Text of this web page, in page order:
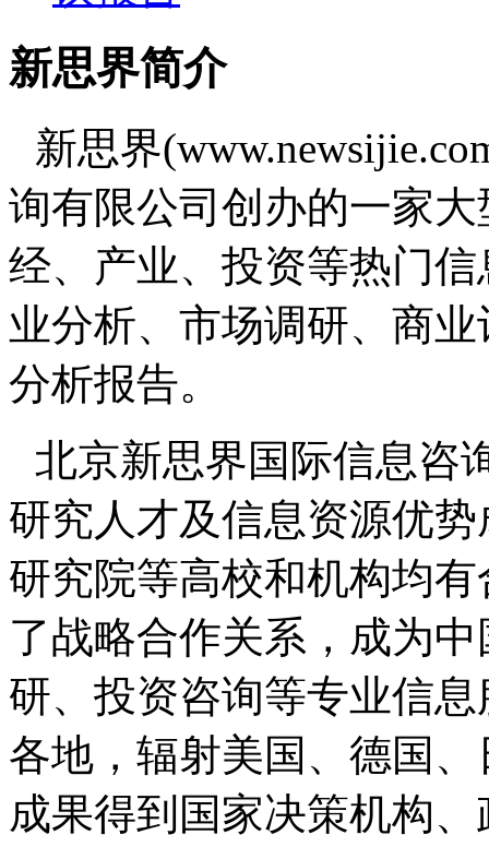
新思界简介
新思界
询有限公司创办的一家
经、产业、投资等热门
业分析、市场调研、商
分析报告。
北京新思界国际信息咨
研究人才及信息资源优
研究院等高校和机构均
了战略合作关系，成为
研、投资咨询等专业信
各地，辐射美国、德国
成果得到国家决策机构